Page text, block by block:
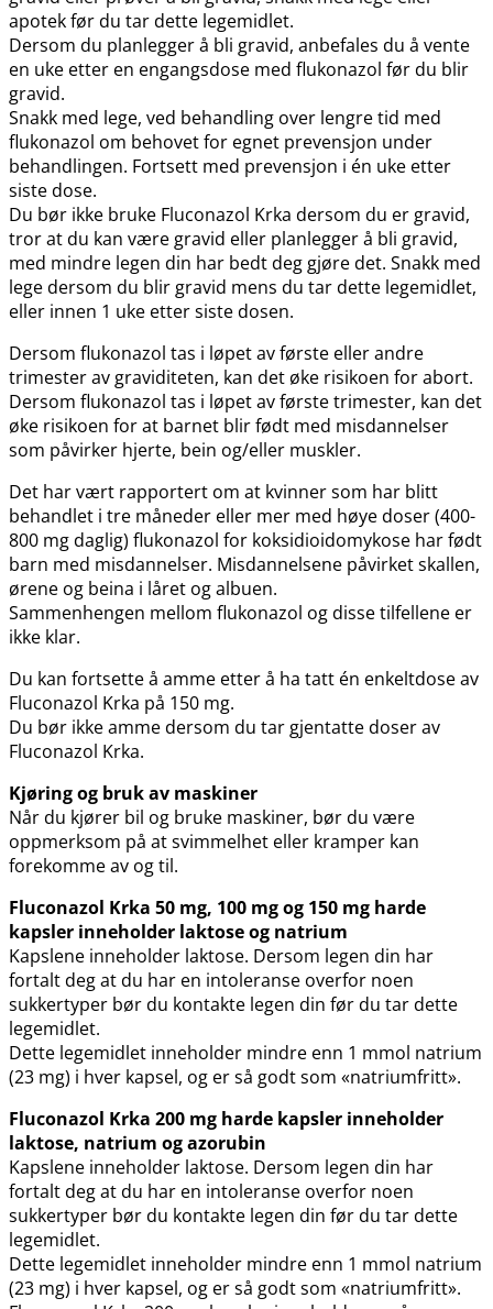
apotek før du tar dette legemidlet.
Dersom du planlegger å bli gravid, anbefales du å vente
en uke etter en engangsdose med flukonazol før du blir
gravid.
Snakk med lege, ved behandling over lengre tid med
flukonazol om behovet for egnet prevensjon under
behandlingen. Fortsett med prevensjon i én uke etter
siste dose.
Du bør ikke bruke Fluconazol Krka dersom du er gravid,
tror at du kan være gravid eller planlegger å bli gravid,
med mindre legen din har bedt deg gjøre det. Snakk med
lege dersom du blir gravid mens du tar dette legemidlet,
eller innen 1 uke etter siste dosen.
Dersom flukonazol tas i løpet av første eller andre
trimester av graviditeten, kan det øke risikoen for abort.
Dersom flukonazol tas i løpet av første trimester, kan det
øke risikoen for at barnet blir født med misdannelser
som påvirker hjerte, bein og​/​eller muskler.
Det har vært rapportert om at kvinner som har blitt
behandlet i tre måneder eller mer med høye doser (400-
800 mg daglig) flukonazol for koksidioidomykose har født
barn med misdannelser. Misdannelsene påvirket skallen,
ørene og beina i låret og albuen.
Sammenhengen mellom flukonazol og disse tilfellene er
ikke klar.
Du kan fortsette å amme etter å ha tatt én enkeltdose av
Fluconazol Krka på 150 mg.
Du bør ikke amme dersom du tar gjentatte doser av
Fluconazol Krka.
Kjøring og bruk av maskiner
Når du kjører bil og bruke maskiner, bør du være
oppmerksom på at svimmelhet eller kramper kan
forekomme av og til.
Fluconazol Krka 50 mg, 100 mg og 150 mg harde
kapsler inneholder laktose og natrium
Kapslene inneholder laktose. Dersom legen din har
fortalt deg at du har en intoleranse overfor noen
sukkertyper bør du kontakte legen din før du tar dette
legemidlet.
Dette legemidlet inneholder mindre enn 1 mmol natrium
(23 mg) i hver kapsel, og er så godt som «natriumfritt».
Fluconazol Krka 200 mg harde kapsler inneholder
laktose, natrium og azorubin
Kapslene inneholder laktose. Dersom legen din har
fortalt deg at du har en intoleranse overfor noen
sukkertyper bør du kontakte legen din før du tar dette
legemidlet.
Dette legemidlet inneholder mindre enn 1 mmol natrium
(23 mg) i hver kapsel, og er så godt som «natriumfritt».